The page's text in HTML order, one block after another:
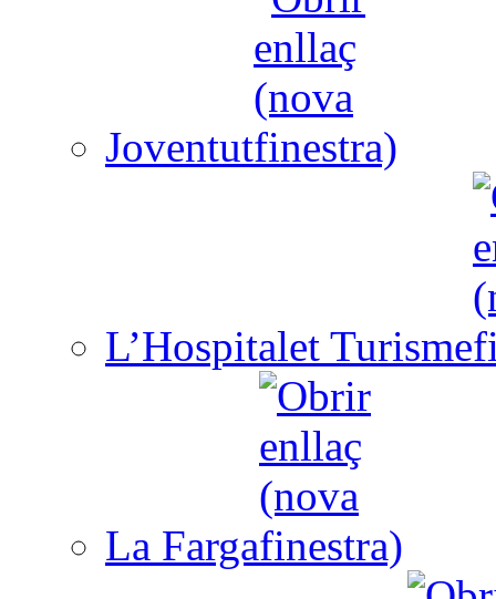
Joventut
L’Hospitalet Turisme
La Farga